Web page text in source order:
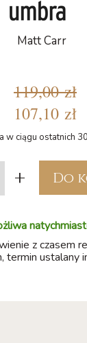
Matt Carr
119,00 zł
107,10 zł
w ciągu ostatnich
+ Do
z czasem
termin ustalany